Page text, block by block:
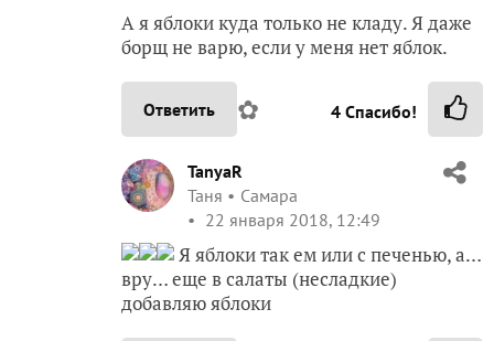
А я яблоки куда только не кладу. Я даже
борщ не варю, если у меня нет яблок.
Ответить ✿ 4 Спасибо!
TanyaR
Таня
Самара
22 января 2018, 12:49
Я яблоки так ем или с печенью, а…
вру… еще в салаты (несладкие)
добавляю яблоки